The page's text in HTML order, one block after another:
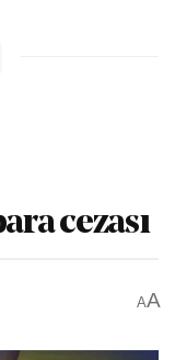
cezası
AA